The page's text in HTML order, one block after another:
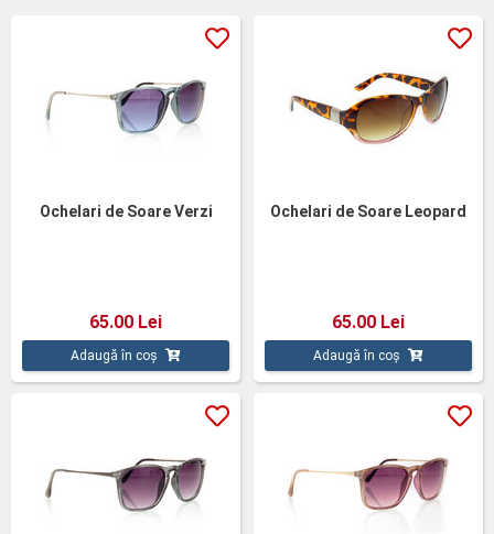
Ochelari de Soare Verzi
65.00 Lei
Adaugă în coș
Ochelari de Soare Leopard
65.00 Lei
Adaugă în coș